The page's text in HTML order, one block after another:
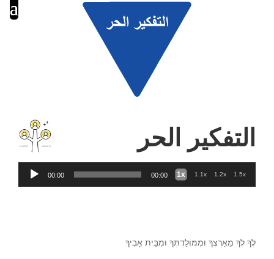
التفكير الحر
Audio
00:00 00:00 1x 1.1x 1.2x 1.5x
לֶךְ לְךָ מֵאַרְצְךָ וּמִמּוֹלַדְתְּךָ וּמִבֵּית אָבִיךָ